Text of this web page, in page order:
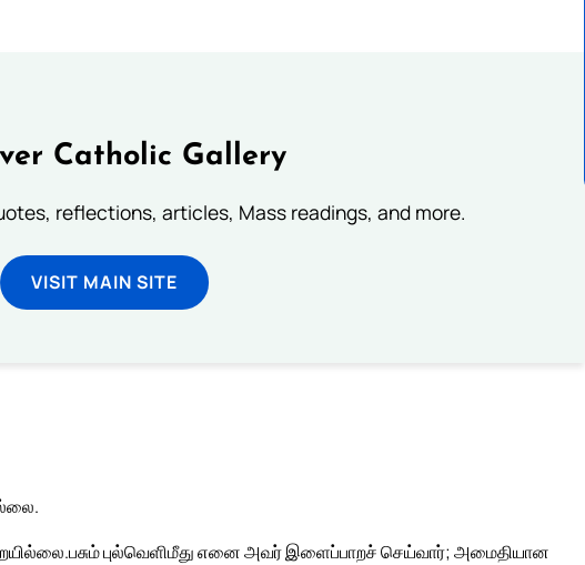
Catholic Gallery
reflections, articles, Mass readings, and more.
VISIT MAIN SITE
பசும் புல்வெளிமீது எனை அவர் இளைப்பாறச் செய்வார்; அமைதியான